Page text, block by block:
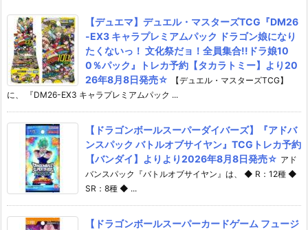
【デュエマ】デュエル・マスターズTCG『DM26
-EX3 キャラプレミアムパック ドラゴン娘になり
たくないっ！ 文化祭だョ！全員集合!!ドラ娘10
0％パック』トレカ予約【タカラトミー】より20
26年8月8日発売☆
【デュエル・マスターズTCG】
に、 『DM26-EX3 キャラプレミアムパック ...
【ドラゴンボールスーパーダイバーズ】『アドバ
ンスパック バトルオブサイヤン』TCGトレカ予約
【バンダイ】よりより2026年8月8日発売☆ アド
バンスパック『バトルオブサイヤン』は、 ◆ R：12種 ◆
SR：8種 ◆ ...
【ドラゴンボールスーパーカードゲーム フュージ